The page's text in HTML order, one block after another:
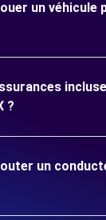
un véhicule
?
un